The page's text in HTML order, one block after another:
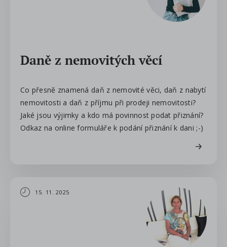
Daně z nemovitých věcí
Co přesně znamená daň z nemovité věci, daň z nabytí
nemovitosti a daň z příjmu při prodeji nemovitosti?
Jaké jsou výjimky a kdo má povinnost podat přiznání?
Odkaz na online formuláře k podání přiznání k dani ;-)
15. 11. 2025